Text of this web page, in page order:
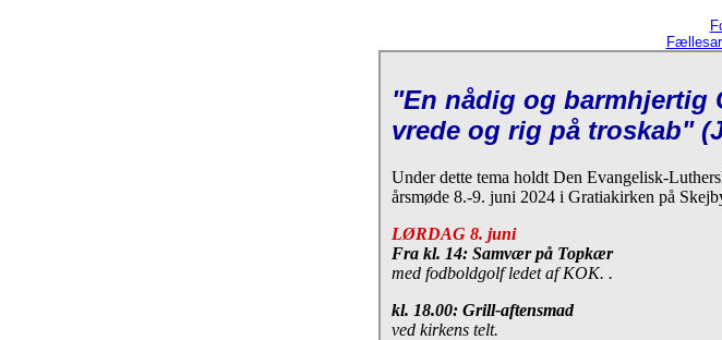
"En nådig og barmhjertig
vrede og rig på troskab"
Under dette tema holdt Den Evangelisk-
årsmøde 8.-9. juni 2024 i Gratiakirken på
LØRDAG 8. juni
Fra kl. 14: Samvær på Topkær
med fodboldgolf ledet af KOK. .
kl. 18.00: Grill-aftensmad
ved kirkens telt.